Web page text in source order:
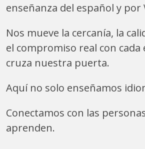
enseñanza del español y por
Nos mueve la cercanía, la
el compromiso real con
cruza nuestra puerta.
Aquí no solo enseñamos
Conectamos con las
aprenden.